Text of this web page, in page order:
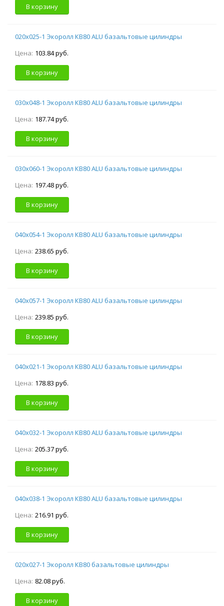
В корзину
020х025-1 Экоролл КВ80 ALU базальтовые цилиндры
Цена: 103.84 руб.
В корзину
030х048-1 Экоролл КВ80 ALU базальтовые цилиндры
Цена: 187.74 руб.
В корзину
030х060-1 Экоролл КВ80 ALU базальтовые цилиндры
Цена: 197.48 руб.
В корзину
040х054-1 Экоролл КВ80 ALU базальтовые цилиндры
Цена: 238.65 руб.
В корзину
040х057-1 Экоролл КВ80 ALU базальтовые цилиндры
Цена: 239.85 руб.
В корзину
040х021-1 Экоролл КВ80 ALU базальтовые цилиндры
Цена: 178.83 руб.
В корзину
040х032-1 Экоролл КВ80 ALU базальтовые цилиндры
Цена: 205.37 руб.
В корзину
040х038-1 Экоролл КВ80 ALU базальтовые цилиндры
Цена: 216.91 руб.
В корзину
020х027-1 Экоролл КВ80 базальтовые цилиндры
Цена: 82.08 руб.
В корзину